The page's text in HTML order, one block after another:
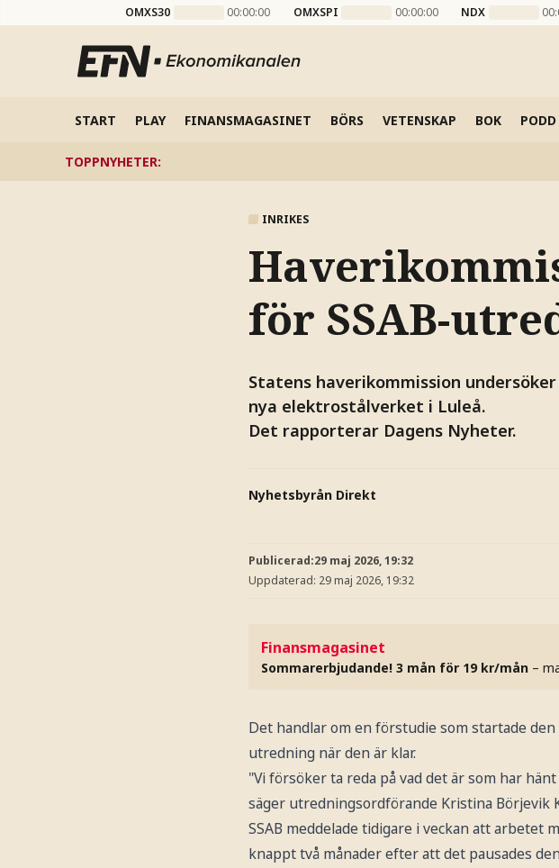
OMXS30 00:00:00 OMXSPI 00:00:00 NDX
START PLAY FINANSMAGASINET BÖRS VETENSKAP BOK PODD
TOPPNYHETER:
INRIKES
för SSAB-
Statens haverikommission
nya elektrostålverket i Luleå.
Det rapporterar Dagens Nyheter.
Nyhetsbyrån Direkt
Publicerad:29 maj 2026, 19:32
Uppdaterad: 29 maj 2026, 19:32
Finansmagasinet
Sommarerbjudande! 3 mån för 19 kr/mån –
Det handlar om en förstudie som startade
utredning när den är klar.
"Vi försöker ta reda på vad det är som har
säger utredningsordförande Kristina Börjevik
SSAB meddelade tidigare i veckan att arbetet
knappt två månader efter att det pausades